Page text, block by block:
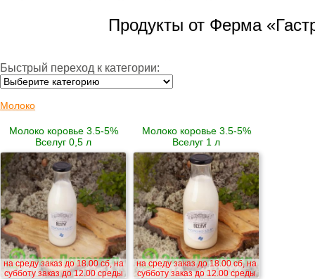
Продукты от Ферма
Быстрый переход к категории:
Молоко
Молоко коровье 3.5-5%
Вселуг 0,5 л
на среду заказ до 18.00 сб, на
субботу заказ до 12.00 среды
Молоко коровье 3.5-5%
Вселуг 1 л
на среду заказ до 18.00 сб, на
субботу заказ до 12.00 среды